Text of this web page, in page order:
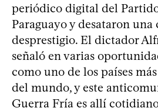
periódico digital del
Paraguayo y desataron una
desprestigio. El dictador
señaló en varias
como uno de los países
del mundo, y este
Guerra Fría es allí